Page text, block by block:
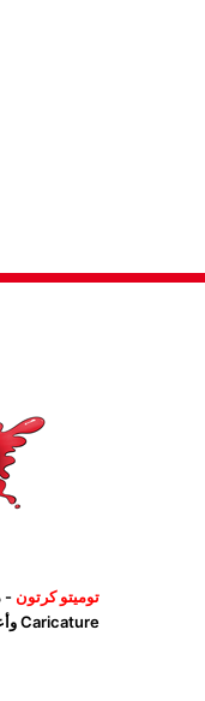
توميتو كرتون -
Caricature وأعمال رسامي كاريكاتير الوطن العربي .